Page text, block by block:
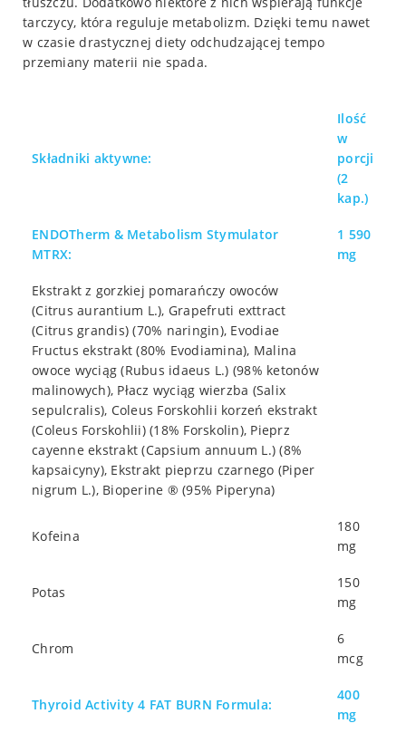
tarczycy, która reguluje metabolizm. Dzięki temu nawet
w czasie drastycznej diety odchudzającej tempo
przemiany materii nie spada.
Składniki aktywne:
Ilość
w
porcji
(2
kap.)
ENDOTherm & Metabolism Stymulator
MTRX:
1 590
mg
Ekstrakt z gorzkiej pomarańczy owoców
(Citrus aurantium L.), Grapefruti exttract
(Citrus grandis) (70% naringin), Evodiae
Fructus ekstrakt (80% Evodiamina), Malina
owoce wyciąg (Rubus idaeus L.) (98% ketonów
malinowych), Płacz wyciąg wierzba (Salix
sepulcralis), Coleus Forskohlii korzeń ekstrakt
(Coleus Forskohlii) (18% Forskolin), Pieprz
cayenne ekstrakt (Capsium annuum L.) (8%
kapsaicyny), Ekstrakt pieprzu czarnego (Piper
nigrum L.), Bioperine ® (95% Piperyna)
Kofeina
180
mg
Potas
150
mg
Chrom
6
mcg
Thyroid Activity 4 FAT BURN Formula:
400
mg